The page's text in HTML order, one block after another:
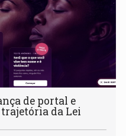
de portal e
da Lei